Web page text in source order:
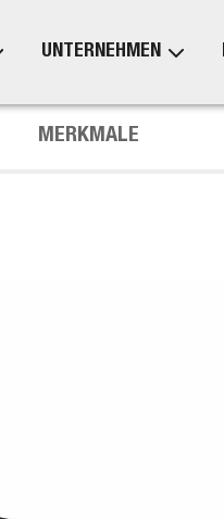
UNTERNEHMEN
MERKMALE